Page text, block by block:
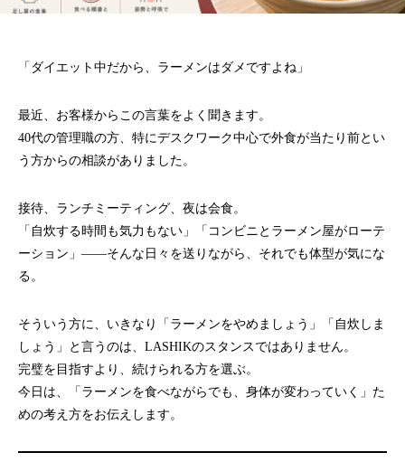
「ダイエット中だから、ラーメンはダメですよね」
最近、お客様からこの言葉をよく聞きます。
40代の管理職の方、特にデスクワーク中心で外食が当たり前とい
う方からの相談がありました。
接待、ランチミーティング、夜は会食。
「自炊する時間も気力もない」「コンビニとラーメン屋がローテ
ーション」――そんな日々を送りながら、それでも体型が気にな
る。
そういう方に、いきなり「ラーメンをやめましょう」「自炊しま
しょう」と言うのは、LASHIKのスタンスではありません。
完璧を目指すより、続けられる方を選ぶ。
今日は、「ラーメンを食べながらでも、身体が変わっていく」た
めの考え方をお伝えします。